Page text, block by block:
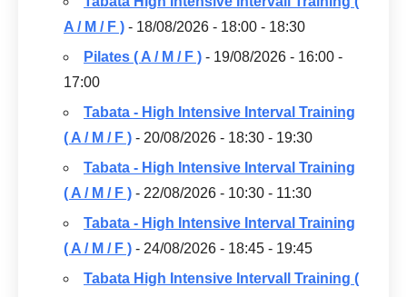
A / M / F ) - 18/08/2026 - 18:00 - 18:30
Pilates ( A / M / F ) - 19/08/2026 - 16:00 -
17:00
Tabata - High Intensive Interval Training
( A / M / F ) - 20/08/2026 - 18:30 - 19:30
Tabata - High Intensive Interval Training
( A / M / F ) - 22/08/2026 - 10:30 - 11:30
Tabata - High Intensive Interval Training
( A / M / F ) - 24/08/2026 - 18:45 - 19:45
Tabata High Intensive Intervall Training (